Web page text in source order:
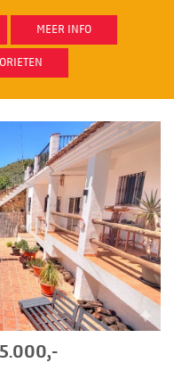
MEER INFO